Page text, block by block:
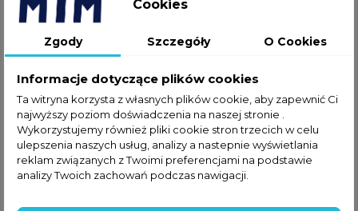
Jeżeli nie znalazłeś interesującej
zapraszamy do kontaktu
pośrednictwem formularza
kontaktowego.
Cookies
Zgody Szczegóły O Cookies
Informacje dotyczące plików cookies
Ta witryna korzysta z własnych plików cookie, aby zapewnić Ci
najwyższy poziom doświadczenia na naszej stronie .
Wykorzystujemy również pliki cookie stron trzecich w celu
ulepszenia naszych usług, analizy a nastepnie wyświetlania
reklam związanych z Twoimi preferencjami na podstawie
analizy Twoich zachowań podczas nawigacji.